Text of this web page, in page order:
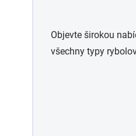
Objevte širokou
všechny typy